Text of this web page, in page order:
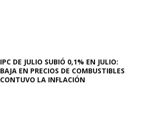
IPC DE JULIO SUBIÓ 0,1% EN JULIO:
BAJA EN PRECIOS DE COMBUSTIBLES
CONTUVO LA INFLACIÓN